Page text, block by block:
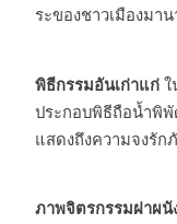
ระของชาวเมืองมา
พิธีกรรมอันเก่าแก่ ใ
ประกอบพิธีถือน้ำพิ
แสดงถึงความจงรั
ภาพจิตรกรรมฝาผนั